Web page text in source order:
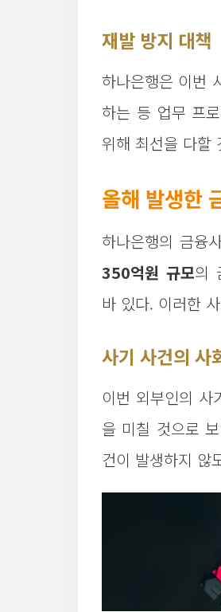
재발 방지 대책
하나은행은 이번
하는 등 업무 프
위해 최선을 다할
올해 발생한
하나은행의 금융
350억원 규모의
바 있다. 이러한
사기 사건의 사
이번 외부인의 사
을 미칠 것으로
건이 발생하지 않